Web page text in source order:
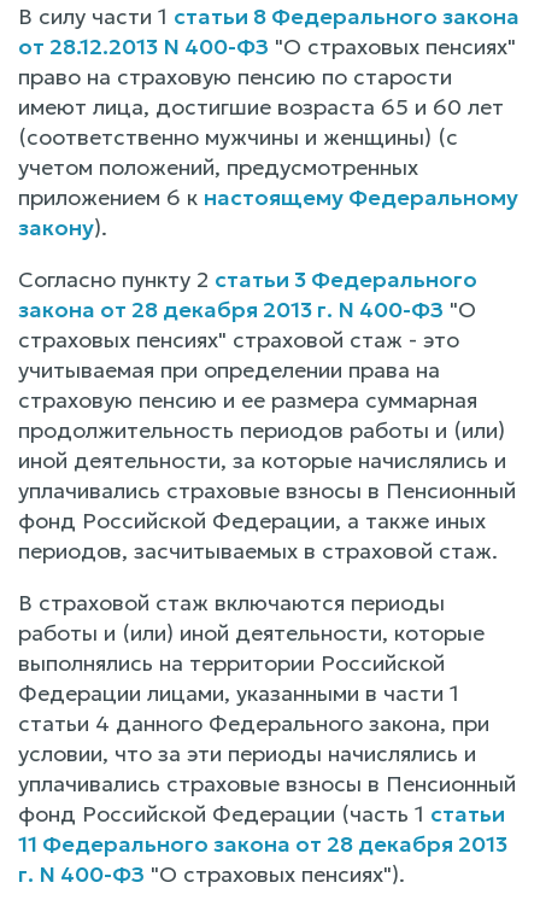
В силу части 1 статьи 8 Федерального закона
от 28.12.2013 N 400-ФЗ "О страховых пенсиях"
право на страховую пенсию по старости
имеют лица, достигшие возраста 65 и 60 лет
(соответственно мужчины и женщины) (с
учетом положений, предусмотренных
приложением 6 к настоящему Федеральному
закону).
Согласно пункту 2 статьи 3 Федерального
закона от 28 декабря 2013 г. N 400-ФЗ "О
страховых пенсиях" страховой стаж - это
учитываемая при определении права на
страховую пенсию и ее размера суммарная
продолжительность периодов работы и (или)
иной деятельности, за которые начислялись и
уплачивались страховые взносы в Пенсионный
фонд Российской Федерации, а также иных
периодов, засчитываемых в страховой стаж.
В страховой стаж включаются периоды
работы и (или) иной деятельности, которые
выполнялись на территории Российской
Федерации лицами, указанными в части 1
статьи 4 данного Федерального закона, при
условии, что за эти периоды начислялись и
уплачивались страховые взносы в Пенсионный
фонд Российской Федерации (часть 1 статьи
11 Федерального закона от 28 декабря 2013
г. N 400-ФЗ "О страховых пенсиях").